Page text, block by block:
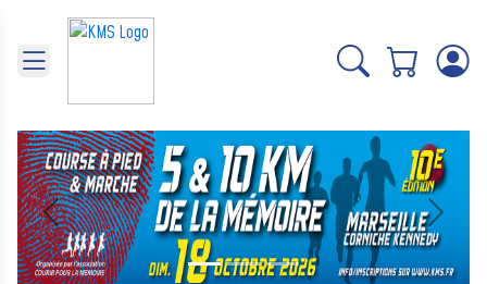
Précédent Suivant
Panneau de gestion des cookies